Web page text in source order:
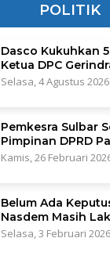
POLITIK
Dasco Kukuhkan
Ketua DPC
Selasa, 4 Agustus
Pemkesra Sulbar
Pimpinan DPRD
Kamis, 26 Februari
Belum Ada
Nasdem Masih
Selasa, 3 Februari